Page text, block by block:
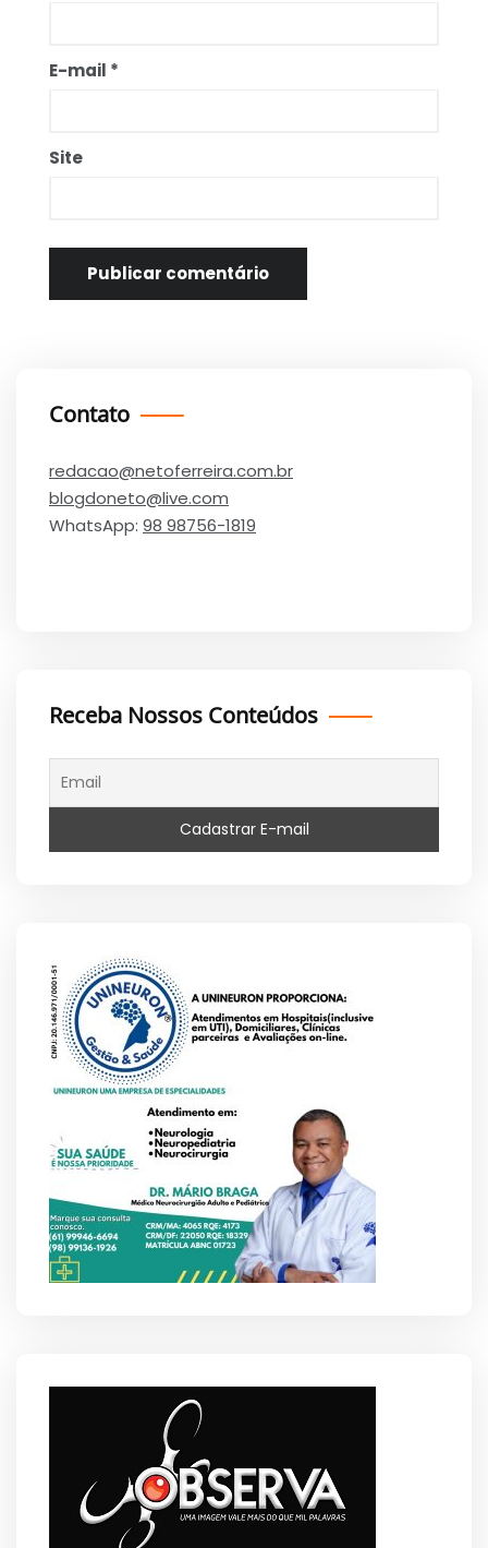
E-mail *
Site
Contato
redacao@netoferreira.com.br
blogdoneto@live.com
WhatsApp: 98 98756-1819
Receba Nossos Conteúdos